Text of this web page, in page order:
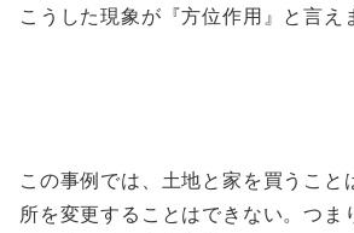
こうした現象が『方位作用』と言え
この事例では、土地と家を買うこと
所を変更することはできない。つま